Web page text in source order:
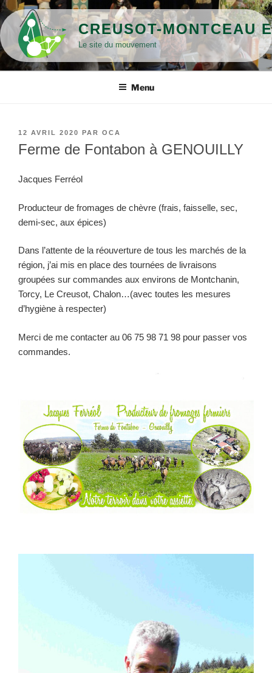
Aller
au
contenu
principal
CREUSOT-MONTCEAU
Le site du mouvement
Menu
PUBLIÉ
LE
12 AVRIL 2020 PAR OCA
Ferme de Fontabon à GENOUILLY
Jacques Ferréol
Producteur de fromages de chèvre (frais, faisselle, sec,
demi-sec, aux épices)
Dans l’attente de la réouverture de tous les marchés de la
région, j’ai mis en place des tournées de livraisons
groupées sur commandes aux environs de Montchanin,
Torcy, Le Creusot, Chalon…(avec toutes les mesures
d’hygiène à respecter)
Merci de me contacter au 06 75 98 71 98 pour passer vos
commandes.